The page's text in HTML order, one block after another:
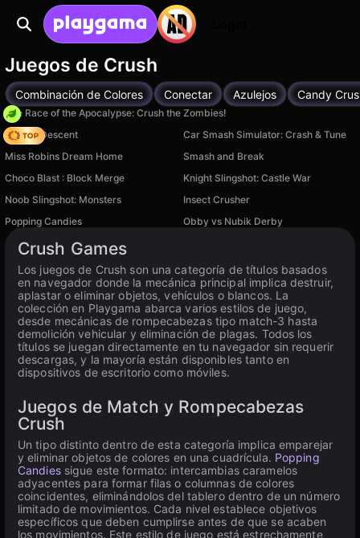
Juegos de Crush
Combinación de Colores Conectar Azulejos Candy
The Race of the Apocalypse: Crush the Zombies!
Deadly Descent
Car Smash Simulator: Crash & Tune
Miss Robins Dream Home
Smash and Break
Choco Blast : Block Merge
Knight Slingshot: Castle War
Noob Slingshot: Monsters
Insect Crusher
Popping Candies
Obby vs Nubik Derby
Crush Games
Los juegos de Crush son una categoría de títulos basados
en navegador donde la mecánica principal implica destruir,
aplastar o eliminar objetos, vehículos o blancos. La
colección en Playgama abarca varios estilos de juego,
desde mecánicas de rompecabezas tipo match-3 hasta
demolición vehicular y eliminación de plagas. Todos los
títulos se juegan directamente en tu navegador sin requerir
descargas, y la mayoría están disponibles tanto en
dispositivos de escritorio como móviles.
Juegos de Match y Rompecabezas
Crush
Un tipo distinto dentro de esta categoría implica emparejar
y eliminar objetos de colores en una cuadrícula. Popping
Candiessigue este formato: intercambias caramelos
adyacentes para formar filas o columnas de colores
coincidentes, eliminándolos del tablero dentro de un número
limitado de movimientos. Cada nivel establece objetivos
específicos que deben cumplirse antes de que se acaben
los movimientos. Este estilo de juego está estrechamente